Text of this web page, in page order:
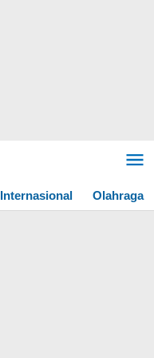
Internasional Olahraga